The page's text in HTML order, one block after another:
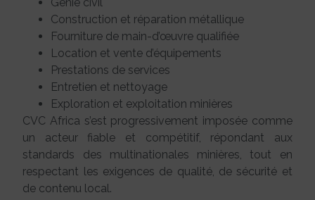
Construction et réparation métallique
Fourniture de main-d’œuvre qualifiée
Location et vente d’équipements
Prestations de services
Entretien et nettoyage
Exploration et exploitation minières
CVC Africa s’est progressivement imposée comme
un acteur fiable et compétitif, répondant aux
standards des multinationales minières, tout en
respectant les exigences de qualité, de sécurité et
de contenu local.